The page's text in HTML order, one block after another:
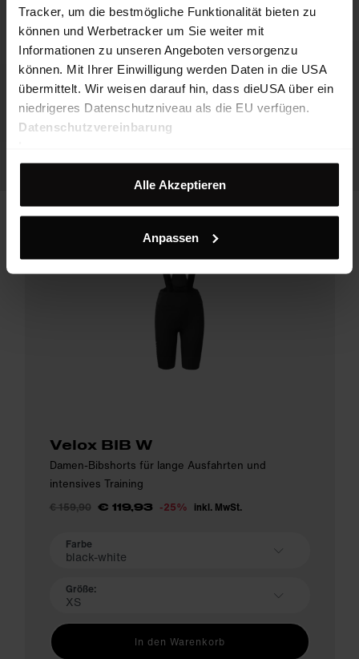
Tracker, um die bestmögliche Funktionalität bieten zu
können und Werbetracker um Sie weiter mit
Informationen zu unseren Angeboten versorgenzu
können. Mit Ihrer Einwilligung werden Daten in die USA
übermittelt. Wir weisen darauf hin, dass dieUSA über ein
niedrigeres Datenschutzniveau als die EU verfügen.
Datenschutzvereinbarung
Alle Akzeptieren
Anpassen
Velox BIB W
Damen-Bibshorts für lange Ausfahrten und
intensives Training
€ 159,90 € 119,93 -25% inkl. MwSt.
Farbe
black-white
Größe:
XS
In den Warenkorb